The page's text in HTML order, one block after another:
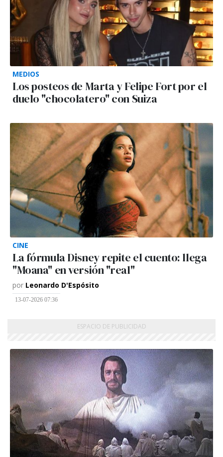
MEDIOS
Los posteos de Marta y Felipe Fort por el
duelo "chocolatero" con Suiza
CINE
La fórmula Disney repite el cuento: llega
"Moana" en versión "real"
por Leonardo D'Espósito
13-07-2026 07:36